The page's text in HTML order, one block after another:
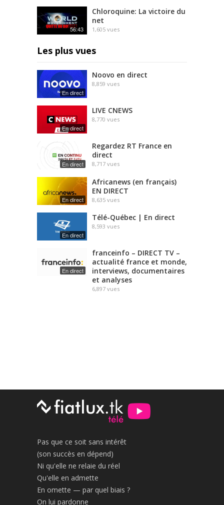
56:43
Chloroquine: La victoire du
net
1,605 vues
Les plus vues
En direct
Noovo en direct
8,859 vues
En direct
LIVE CNEWS
8,770 vues
En direct
Regardez RT France en
direct
8,717 vues
En direct
Africanews (en français)
EN DIRECT
8,635 vues
En direct
Télé-Québec | En direct
8,593 vues
En direct
franceinfo – DIRECT TV –
actualité france et monde,
interviews, documentaires
et analyses
6,897 vues
Pas que ce soit sans intérêt
(son succès en dépend)
Ni qu'elle ne relaie du réel
Qu'elle en admette
En omette — par quel biais ?
On lui pardonne